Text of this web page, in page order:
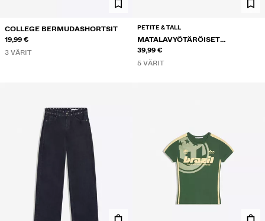
COLLEGE BERMUDASHORTSIT
19,99 €
3 VÄRIT
PETITE & TALL
MATALAVYÖTÄRÖISET
BOOTCUT-FARKUT
39,99 €
5 VÄRIT